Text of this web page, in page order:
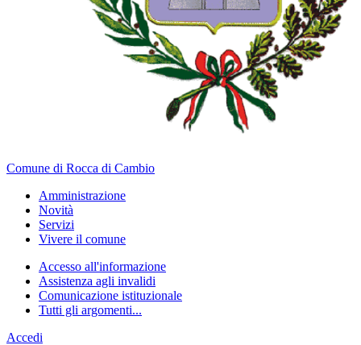
Comune di Rocca di Cambio
Amministrazione
Novità
Servizi
Vivere il comune
Accesso all'informazione
Assistenza agli invalidi
Comunicazione istituzionale
Tutti gli argomenti...
Accedi